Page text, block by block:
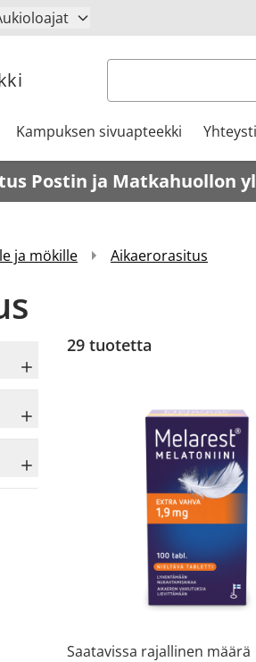
Haku
Kampuksen sivuapteekki
Postin ja Matkahuollon
ja mökille Aikaerorasitus
29 tuotetta
Saatavissa rajallinen määrä